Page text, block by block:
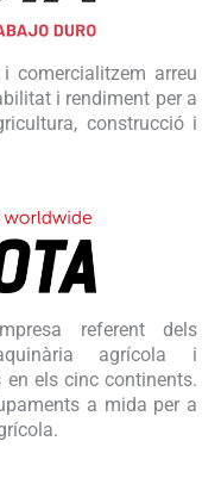
comercialitzem arreu
i rendiment per a
construcció i
referent dels
agrícola i
els cinc continents.
a mida per a